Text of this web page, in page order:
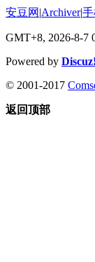
安豆网 |Archiver|
GMT+8, 2026-8-7
Powered by Discuz!
© 2001-2017
返回顶部